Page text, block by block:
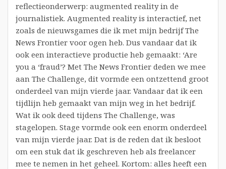
reflectieonderwerp: augmented reality in de
journalistiek. Augmented reality is interactief, net
zoals de nieuwsgames die ik met mijn bedrijf The
News Frontier voor ogen heb. Dus vandaar dat ik
ook een interactieve productie heb gemaakt: ‘Are
you a ‘fraud’? Met The News Frontier deden we mee
aan The Challenge, dit vormde een ontzettend groot
onderdeel van mijn vierde jaar. Vandaar dat ik een
tijdlijn heb gemaakt van mijn weg in het bedrijf.
Wat ik ook deed tijdens The Challenge, was
stagelopen. Stage vormde ook een enorm onderdeel
van mijn vierde jaar. Dat is de reden dat ik besloot
om een stuk dat ik geschreven heb als freelancer
mee te nemen in het geheel. Kortom: alles heeft een